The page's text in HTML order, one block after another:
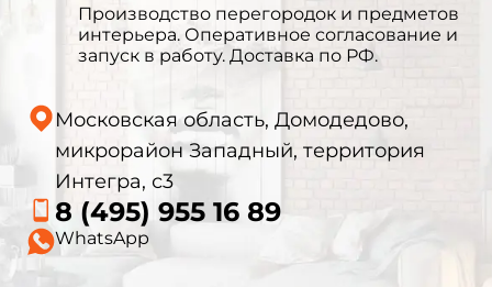
Производство перегородок и предметов
интерьера. Оперативное согласование и
запуск в работу. Доставка по РФ.
Московская область, Домодедово,
микрорайон Западный, территория
Интегра, с3
8 (495) 955 16 89
WhatsApp